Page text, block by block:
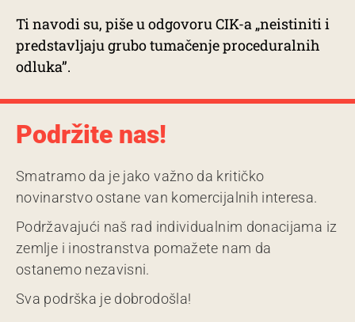
Ti navodi su, piše u odgovoru CIK-a „neistiniti i
predstavljaju grubo tumačenje proceduralnih
odluka”.
Podržite nas!
Smatramo da je jako važno da kritičko
novinarstvo ostane van komercijalnih interesa.
Podržavajući naš rad individualnim donacijama iz
zemlje i inostranstva pomažete nam da
ostanemo nezavisni.
Sva podrška je dobrodošla!